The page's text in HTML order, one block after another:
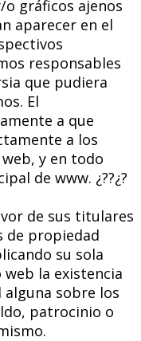
gráficos ajenos
aparecer en el
responsables
que pudiera
El
a que
a los
y en todo
de www. ¿??¿?
de sus titulares
de propiedad
su sola
la existencia
sobre los
patrocinio o